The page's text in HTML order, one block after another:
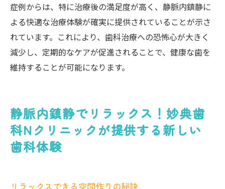
症例からは、特に治療後の満足度が高く、静脈内鎮静に
よる快適な治療体験が確実に提供されていることが示さ
れています。これにより、歯科治療への恐怖心が大きく
減少し、定期的なケアが促進されることで、健康な歯を
維持することが可能になります。
静脈内鎮静でリラックス！妙典歯
科Nクリニックが提供する新しい
歯科体験
リラックスできる空間作りの秘訣